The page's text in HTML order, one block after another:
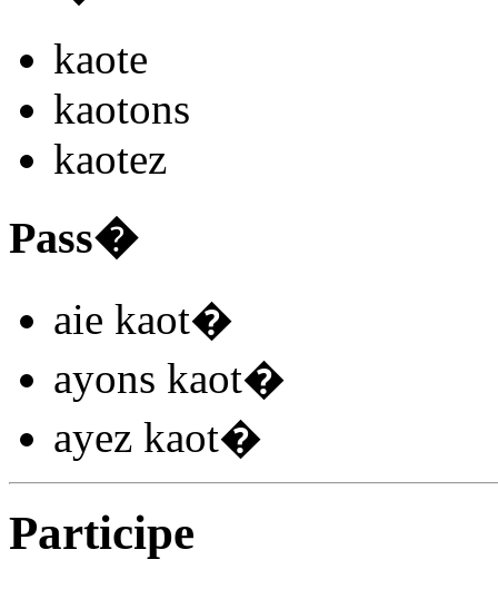
kaote
kaotons
kaotez
Pass�
aie kaot�
ayons kaot�
ayez kaot�
Participe